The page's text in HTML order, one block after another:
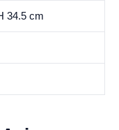
34.5 cm